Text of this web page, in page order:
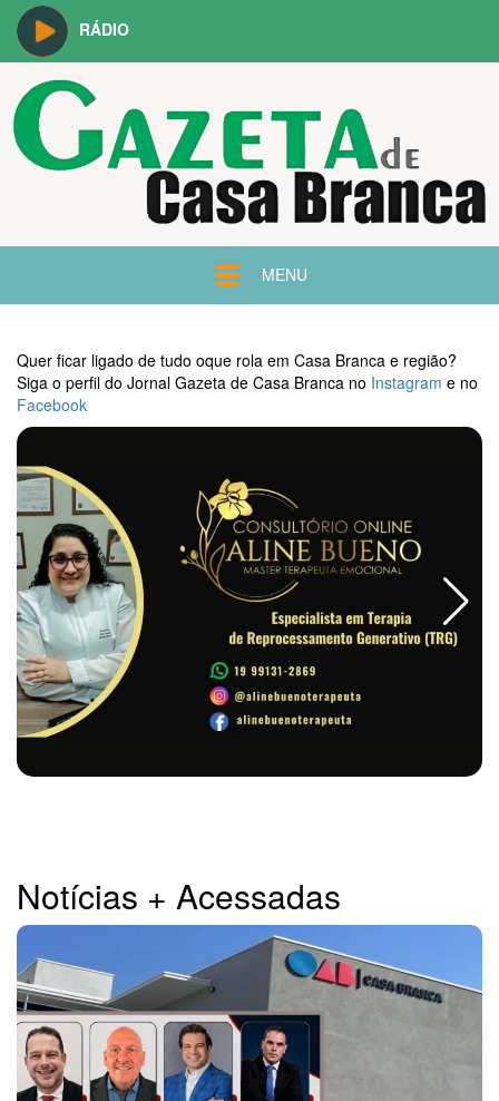
RÁDIO
MENU
Quer ficar ligado de tudo oque rola em Casa Branca e região?
Siga o perfil do Jornal Gazeta de Casa Branca no Instagram e no
Facebook
Notícias + Acessadas